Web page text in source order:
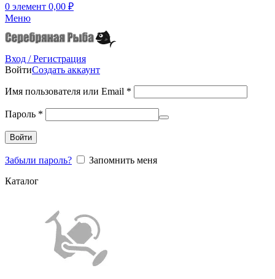
0 элемент 0,00 ₽
Меню
Вход / Регистрация
ВойтиСоздать аккаунт
Имя пользователя или Email *
Пароль *
Войти
Забыли пароль?
Запомнить меня
Каталог